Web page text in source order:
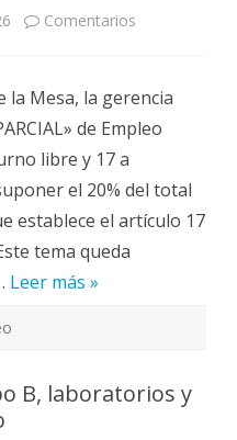
Comentarios
la Mesa, la gerencia
de Empleo
libre y 17 a
el 20% del total
establece el artículo 17
tema queda
Leer más »
B, laboratorios y